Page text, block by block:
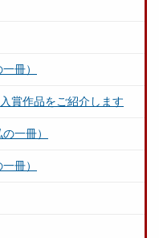
冊）
賞作品をご紹介します
一冊）
冊）